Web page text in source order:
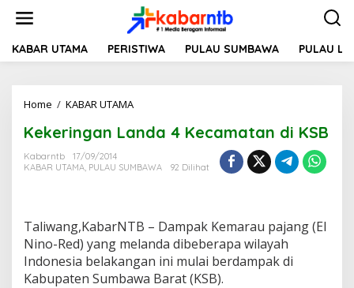
t
KABAR UTAMA PERISTIWA PULAU SUMBAWA PULAU
Home / KABAR UTAMA
k
r
i
n
L
a
n
Kekeringan Landa 4 Kecamatan di KSB
Kabarntb
17/09/2014
KABAR UTAMA, PULAU SUMBAWA 92 Dilihat
Taliwang,KabarNTB – Dampak Kemarau pajang (El
Nino-Red) yang melanda dibeberapa wilayah
Indonesia belakangan ini mulai berdampak di
Kabupaten Sumbawa Barat (KSB).